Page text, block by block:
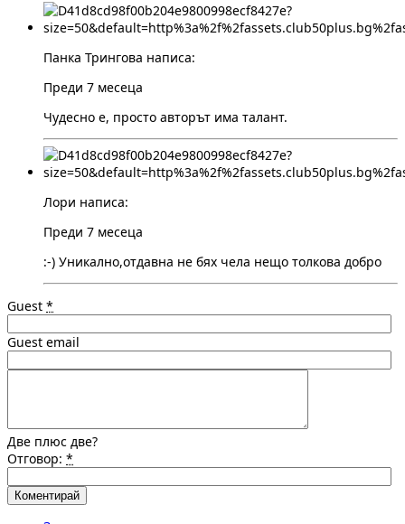
Панка Трингова написа:
Преди 7 месеца
Чудесно е, просто авторът има талант.
Лори написа:
Преди 7 месеца
:-) Уникално,отдавна не бях чела нещо толкова добро
Guest *
Guest email
Две плюс две?
Отговор: *